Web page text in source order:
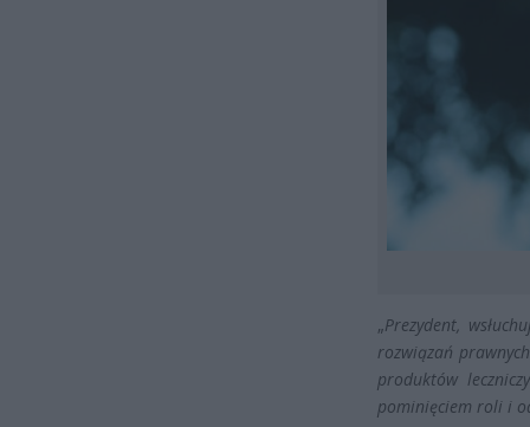
„Prezydent,
rozwiązań
produktów
pominięciem roli i